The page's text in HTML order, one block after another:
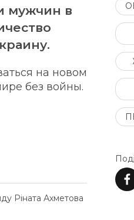
мужчин в
на новом
без войны.
Ріната Ахметова